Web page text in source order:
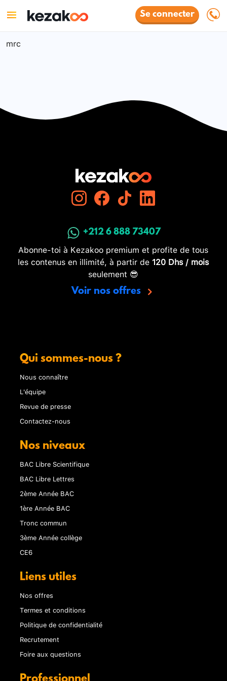
Se connecter
mrc
+212 6 888 73407
Abonne-toi à Kezakoo premium et profite de tous
les contenus en illimité, à partir de 120 Dhs / mois
seulement 😎
Voir nos offres
Qui sommes-nous ?
Nous connaître
L'équipe
Revue de presse
Contactez-nous
Nos niveaux
BAC Libre Scientifique
BAC Libre Lettres
2ème Année BAC
1ère Année BAC
Tronc commun
3ème Année collège
CE6
Liens utiles
Nos offres
Termes et conditions
Politique de confidentialité
Recrutement
Foire aux questions